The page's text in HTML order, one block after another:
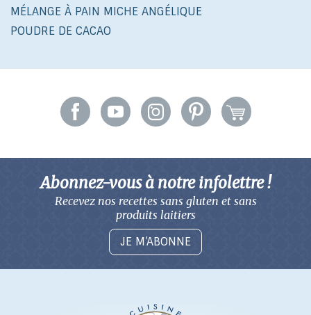
MÉLANGE À PAIN MICHE ANGÉLIQUE
POUDRE DE CACAO
Abonnez-vous à notre infolettre !
Recevez nos recettes sans gluten et sans
produits laitiers
JE M’ABONNE